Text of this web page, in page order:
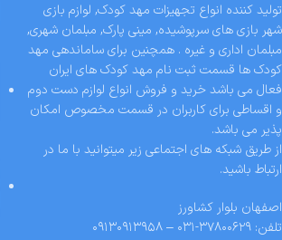
تولید کننده انواع تجهیزات مهد کودک, لوازم بازی
شهر بازی های سرپوشیده, مینی پارک, مبلمان شهری,
مبلمان اداری و غیره . همچنین برای ساماندهی مهد
کودک ها قسمت ثبت نام مهد کودک های ایران
فعال می باشد خرید و فروش انواع لوازم دست دوم
و اقساطی برای کاربران در قسمت مخصوص امکان
پذیر می باشد.
از طریق شبکه های اجتماعی زیر میتوانید با ما در
ارتباط باشید.
اصفهان بلوار کشاورز
تلفن: ۳۷۸۰۰۶۲۹-۰۳۱ – ۰۹۱۳۰۹۱۳۹۵۸